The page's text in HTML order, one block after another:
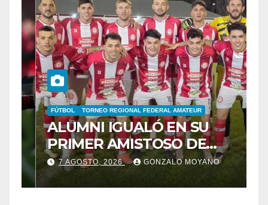
FÚTBOL TORNEO REGIONAL FEDERAL AMATEUR
ALUMNI IGUALÓ EN SU
PRIMER AMISTOSO DE
PRETEMPORADA
7 AGOSTO, 2026 GONZALO MOYANO